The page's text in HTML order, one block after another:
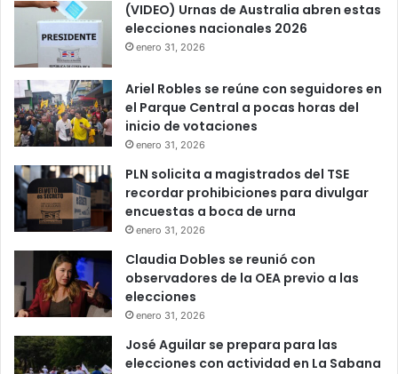
(VIDEO) Urnas de Australia abren estas
elecciones nacionales 2026
enero 31, 2026
Ariel Robles se reúne con seguidores en
el Parque Central a pocas horas del
inicio de votaciones
enero 31, 2026
PLN solicita a magistrados del TSE
recordar prohibiciones para divulgar
encuestas a boca de urna
enero 31, 2026
Claudia Dobles se reunió con
observadores de la OEA previo a las
elecciones
enero 31, 2026
José Aguilar se prepara para las
elecciones con actividad en La Sabana